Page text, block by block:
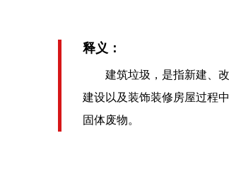
释义：
建筑垃圾，是指新建、改
建设以及装饰装修房屋过程
固体废物。